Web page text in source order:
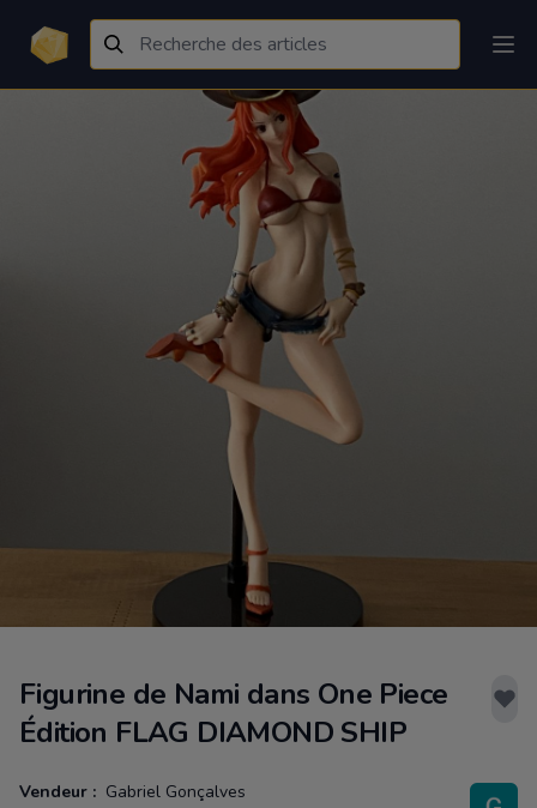
Figurine de Nami dans One Piece
Édition FLAG DIAMOND SHIP
Vendeur : Gabriel Gonçalves